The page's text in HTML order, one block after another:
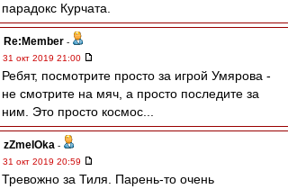
парадокс Курчата.
Re:Member -
31 окт 2019 21:00
Ребят, посмотрите просто за игрой Умярова -
не смотрите на мяч, а просто последите за
ним. Это просто космос...
zZmeIOka -
31 окт 2019 20:59
Тревожно за Тиля. Парень-то очень